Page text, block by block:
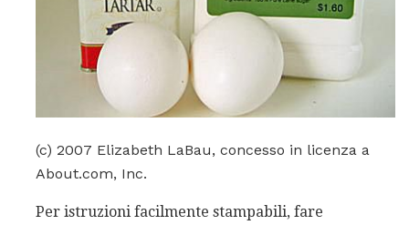
(c) 2007 Elizabeth LaBau, concesso in licenza a
About.com, Inc.
Per istruzioni facilmente stampabili, fare